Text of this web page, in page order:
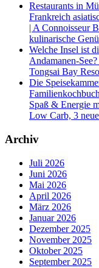
Restaurants in
Frankreich
| A Connoisseur
kulinarische
Welche Insel ist
Andamanen-
Tongsai Bay
Die
Spaß & Energie
Low Carb, 3
Archiv
Juli 2026
Juni 2026
Mai 2026
April 2026
März 2026
Januar 2026
Dezember 2025
November 2025
Oktober 2025
September 2025